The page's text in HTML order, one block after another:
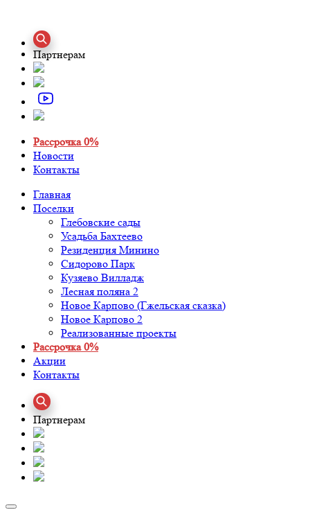
Партнерам
Рассрочка 0%
Новости
Контакты
Главная
Поселки
Глебовские сады
Усадьба Бахтеево
Резиденция Минино
Сидорово Парк
Кузяево Вилладж
Лесная поляна 2
Новое Карпово (Гжельская сказка)
Новое Карпово 2
Реализованные проекты
Рассрочка 0%
Акции
Контакты
Партнерам